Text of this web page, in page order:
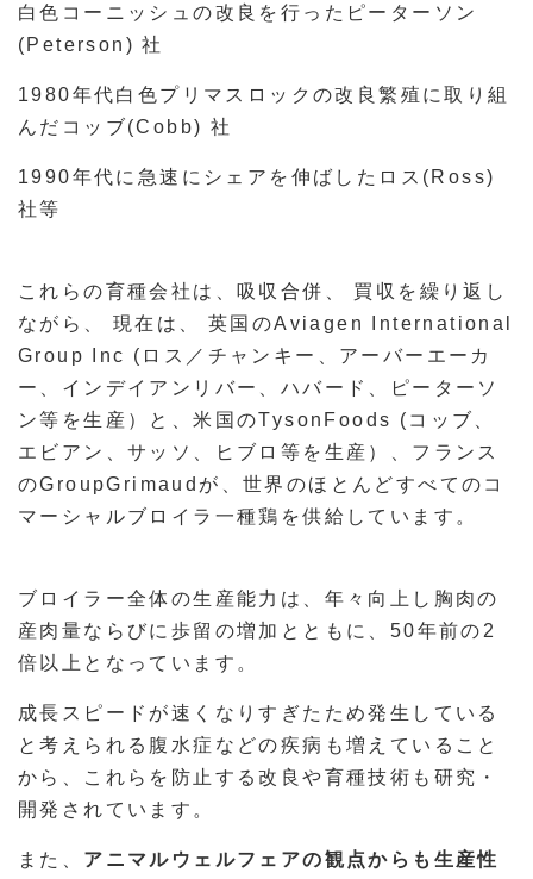
白色コーニッシュの改良を行ったピーターソン
(Peterson) 社
1980年代白色プリマスロックの改良繁殖に取り組
んだコッブ(Cobb) 社
1990年代に急速にシェアを伸ばしたロス(Ross)
社等
これらの育種会社は、吸収合併、 買収を繰り返し
ながら、 現在は、 英国のAviagen International
Group Inc (ロス／チャンキー、アーバーエーカ
ー、インデイアンリバー、ハバード、ピーターソ
ン等を生産）と、米国のTysonFoods (コッブ、
エビアン、サッソ、ヒブロ等を生産）、フランス
のGroupGrimaudが、世界のほとんどすべてのコ
マーシャルブロイラ一種鶏を供給しています。
ブロイラー全体の生産能力は、年々向上し胸肉の
産肉量ならびに歩留の増加とともに、50年前の2
倍以上となっています。
成長スピードが速くなりすぎたため発生している
と考えられる腹水症などの疾病も増えていること
から、これらを防止する改良や育種技術も研究・
開発されています。
また、 アニマルウェルフェアの観点からも生産性